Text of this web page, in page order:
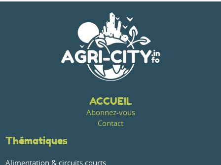
ACCUEIL
Abonnez-vous
Contact
Thématiques
Alimentation & circuits courts